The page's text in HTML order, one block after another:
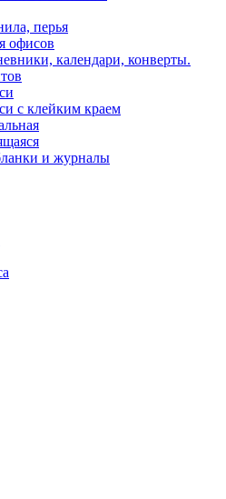
перья
офисов
календари, конверты.
с клейким краем
и журналы